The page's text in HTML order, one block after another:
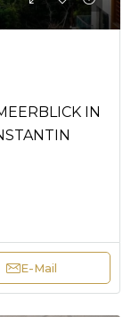
IN
E-Mail